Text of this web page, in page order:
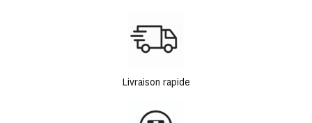
Livraison rapide